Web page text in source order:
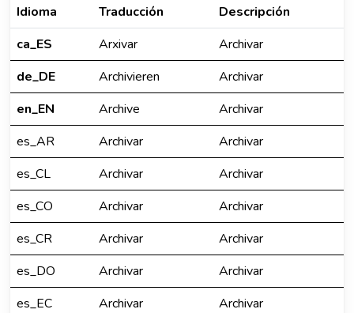
Idioma Traducción
Descripción
ca_ES
Arxivar
Archivar
de_DE
Archivieren
Archivar
en_EN
Archive
Archivar
es_AR
Archivar
Archivar
es_CL
Archivar
Archivar
es_CO
Archivar
Archivar
es_CR
Archivar
Archivar
es_DO
Archivar
Archivar
es_EC
Archivar
Archivar